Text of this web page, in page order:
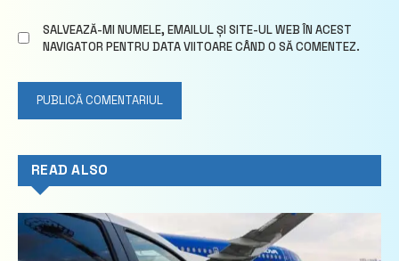
SALVEAZĂ-MI NUMELE, EMAILUL ȘI SITE-UL WEB ÎN ACEST
NAVIGATOR PENTRU DATA VIITOARE CÂND O SĂ COMENTEZ.
READ ALSO